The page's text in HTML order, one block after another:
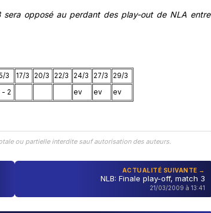
opposé au perdant des play-out de NLA entre
3 17/3 20/3 22/3 24/3 27/3
29/3
- 2 ev ev ev
ou partielle interdite sauf autorisation des auteurs.
ACTUALITÉ SUIVANTE →
NLB: Finale play-off, match 3
21/03/2009 à 13:41